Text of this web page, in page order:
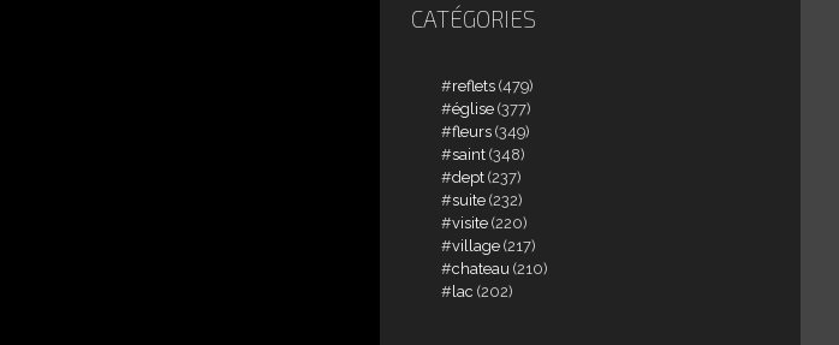
CATÉGORIES
reflets (479)
église (377)
fleurs (349)
saint (348)
dept (237)
suite (232)
visite (220)
village (217)
chateau (210)
lac (202)